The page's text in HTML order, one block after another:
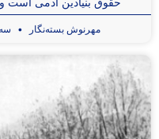
مهرنوش بسته‌نگار